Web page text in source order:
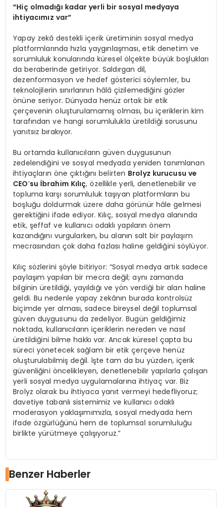
“Hiç olmadığı kadar yerli bir sosyal medyaya
ihtiyacımız var”
Yapay zekâ destekli içerik üretiminin sosyal medya
platformlarında hızla yaygınlaşması, etik denetim ve
sorumluluk konularında küresel ölçekte büyük boşlukları
da beraberinde getiriyor. Saldırgan dil,
dezenformasyon ve hedef gösterici söylemler, bu
teknolojilerin sınırlarının hâlâ çizilemediğini gözler
önüne seriyor. Dünyada henüz ortak bir etik
çerçevenin oluşturulamamış olması, bu içeriklerin kim
tarafından ve hangi sorumlulukla üretildiği sorusunu
yanıtsız bırakıyor.
Bu ortamda kullanıcıların güven duygusunun
zedelendiğini ve sosyal medyada yeniden tanımlanan
ihtiyaçların öne çıktığını belirten Brolyz kurucusu ve
CEO’su İbrahim Kılıç, özellikle yerli, denetlenebilir ve
topluma karşı sorumluluk taşıyan platformların bu
boşluğu doldurmak üzere daha görünür hâle gelmesi
gerektiğini ifade ediyor. Kılıç, sosyal medya alanında
etik, şeffaf ve kullanıcı odaklı yapıların önem
kazandığını vurgularken, bu alanın salt bir paylaşım
mecrasından çok daha fazlası haline geldiğini söylüyor.
Kılıç sözlerini şöyle bitiriyor: “Sosyal medya artık sadece
paylaşım yapılan bir mecra değil; aynı zamanda
bilginin üretildiği, yayıldığı ve yön verdiği bir alan haline
geldi. Bu nedenle yapay zekânın burada kontrolsüz
biçimde yer alması, sadece bireysel değil toplumsal
güven duygusunu da zedeliyor. Bugün geldiğimiz
noktada, kullanıcıların içeriklerin nereden ve nasıl
üretildiğini bilme hakkı var. Ancak küresel çapta bu
süreci yönetecek sağlam bir etik çerçeve henüz
oluşturulabilmiş değil. İşte tam da bu yüzden, içerik
güvenliğini öncelikleyen, denetlenebilir yapılarla çalışan
yerli sosyal medya uygulamalarına ihtiyaç var. Biz
Brolyz olarak bu ihtiyaca yanıt vermeyi hedefliyoruz;
davetiye tabanlı sistemimiz ve kullanıcı odaklı
moderasyon yaklaşımımızla, sosyal medyada hem
ifade özgürlüğünü hem de toplumsal sorumluluğu
birlikte yürütmeye çalışıyoruz.”
Benzer Haberler